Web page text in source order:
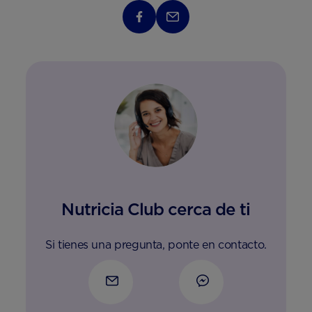
Nutricia Club cerca de ti
Si tienes una pregunta, ponte en contacto.